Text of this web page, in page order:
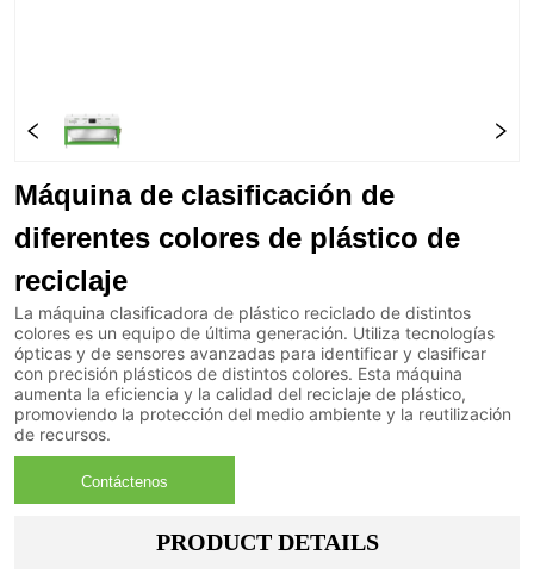
Máquina de clasificación de
diferentes colores de plástico de
reciclaje
La máquina clasificadora de plástico reciclado de distintos
colores es un equipo de última generación. Utiliza tecnologías
ópticas y de sensores avanzadas para identificar y clasificar
con precisión plásticos de distintos colores. Esta máquina
aumenta la eficiencia y la calidad del reciclaje de plástico,
promoviendo la protección del medio ambiente y la reutilización
de recursos.
Contáctenos
PRODUCT DETAILS